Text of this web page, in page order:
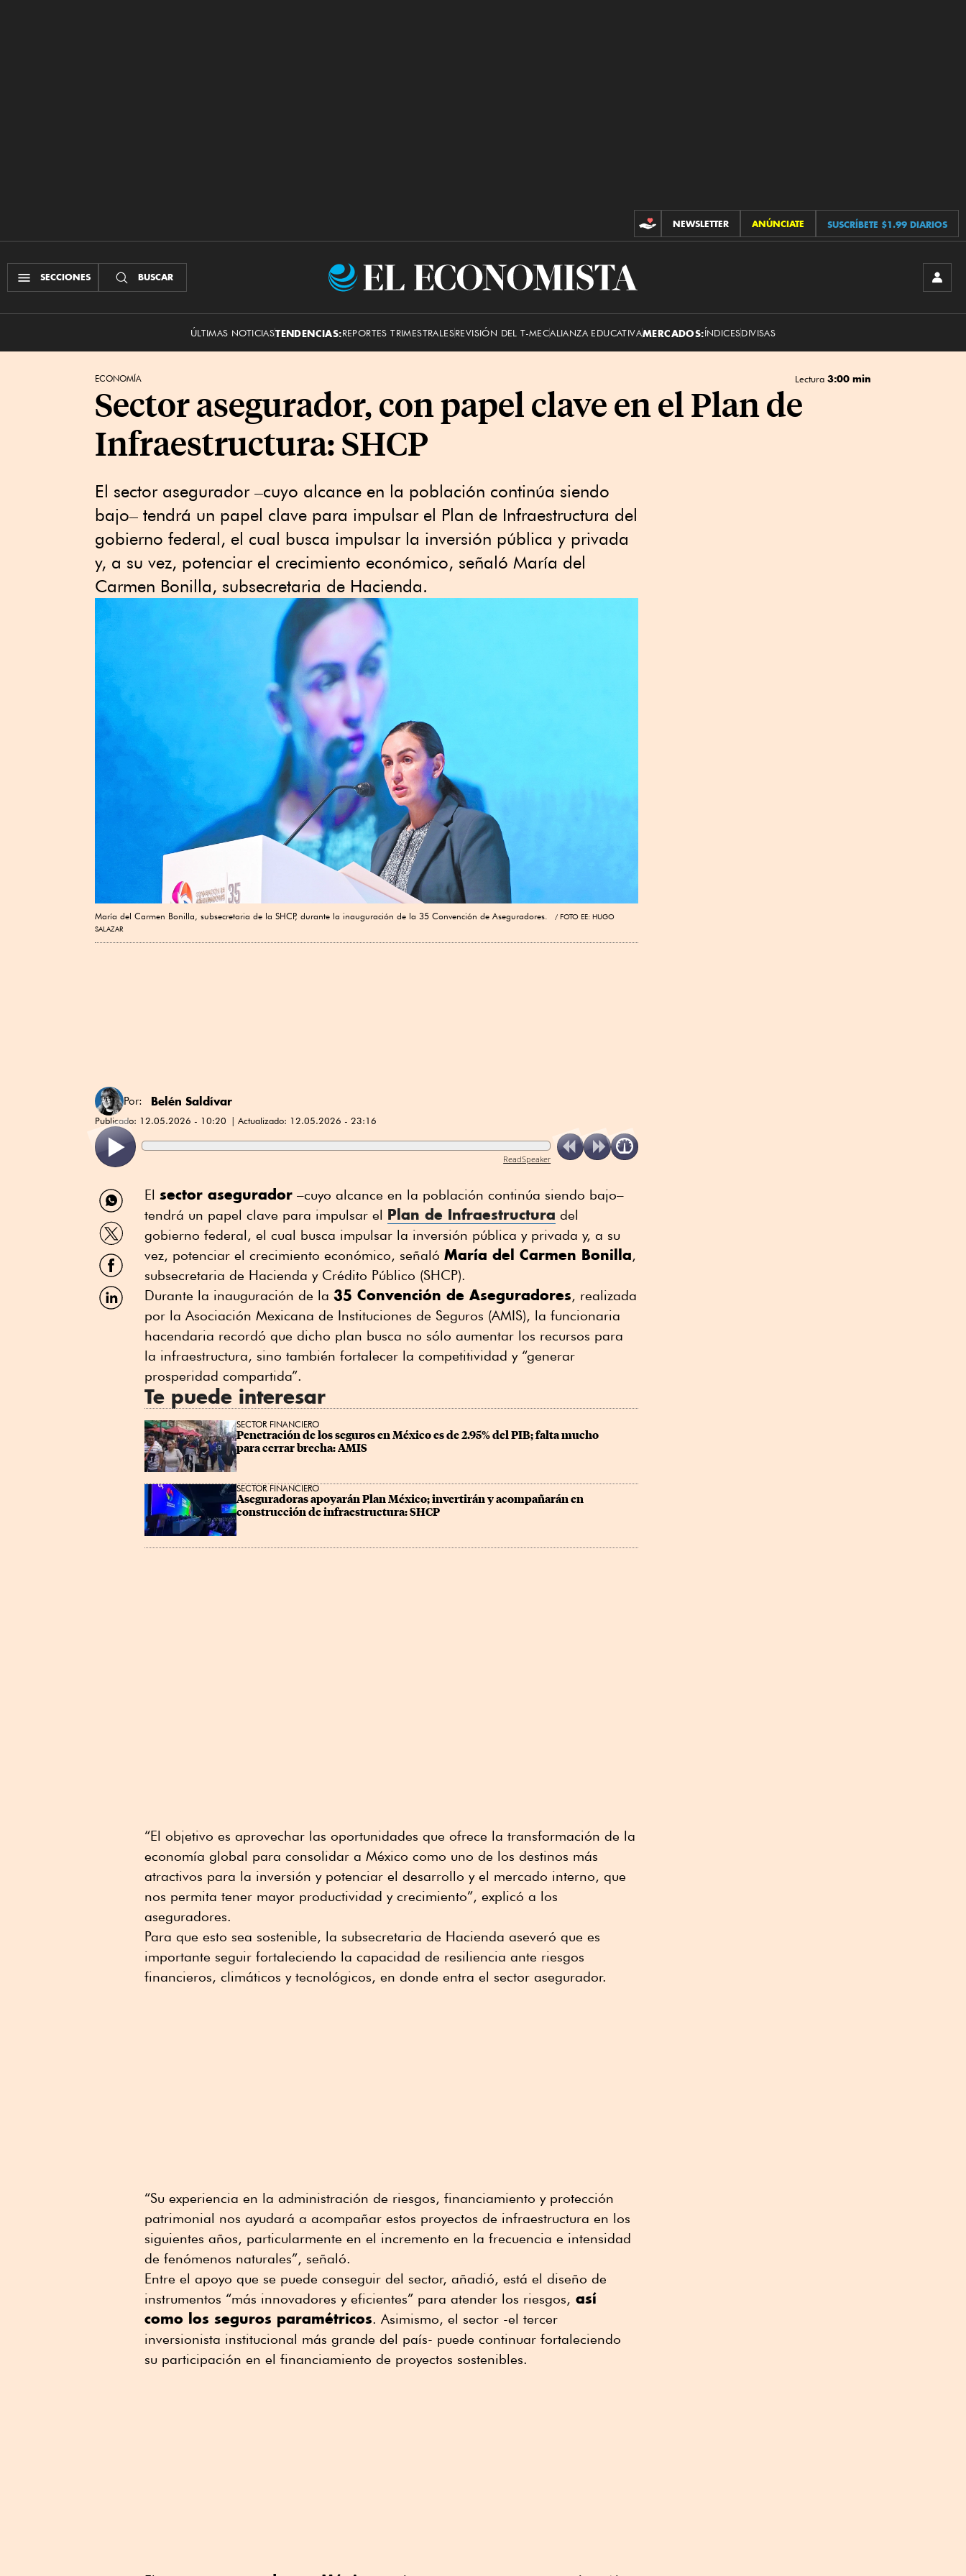
CONTRIBUCIONES
NEWSLETTER ANÚNCIATE SUSCRÍBETE $1.99 DIARIOS
SECCIONES BUSCAR
El
ÚLTIMAS NOTICIASTENDENCIAS:REPORTES TRIMESTRALESREVISIÓN DEL T-MECALIANZA EDUCATIVAMERCADOS:ÍNDICESDIVISAS
ECONOMÍA Lectura 3:00 min
Sector asegurador, con papel clave en el Plan de
Infraestructura: SHCP
El sector asegurador –cuyo alcance en la población continúa siendo
bajo– tendrá un papel clave para impulsar el Plan de Infraestructura del
gobierno federal, el cual busca impulsar la inversión pública y privada
y, a su vez, potenciar el crecimiento económico, señaló María del
Carmen Bonilla, subsecretaria de Hacienda.
María del Carmen Bonilla, subsecretaria de la SHCP, durante la inauguración de la 35 Convención de Aseguradores.
FOTO EE: HUGO
SALAZAR
Por: Belén Saldívar
Publicado: 12.05.2026 - 10:20 Actualizado: 12.05.2026 - 23:16
ReadSpeaker
Compartir
por
WhatsApp
Compartir
por
Twitter
Compartir
por
Facebook
Compartir
por
El sector asegurador –cuyo alcance en la población continúa siendo bajo–
tendrá un papel clave para impulsar el Plan de Infraestructura del
gobierno federal, el cual busca impulsar la inversión pública y privada y, a su
vez, potenciar el crecimiento económico, señaló María del Carmen Bonilla,
subsecretaria de Hacienda y Crédito Público (SHCP).
Durante la inauguración de la 35 Convención de Aseguradores, realizada
por la Asociación Mexicana de Instituciones de Seguros (AMIS), la funcionaria
hacendaria recordó que dicho plan busca no sólo aumentar los recursos para
la infraestructura, sino también fortalecer la competitividad y “generar
prosperidad compartida”.
Te puede interesar
SECTOR FINANCIERO
Penetración de los seguros en México es de 2.95% del PIB; falta mucho
para cerrar brecha: AMIS
SECTOR FINANCIERO
Aseguradoras apoyarán Plan México; invertirán y acompañarán en
construcción de infraestructura: SHCP
“El objetivo es aprovechar las oportunidades que ofrece la transformación de la
economía global para consolidar a México como uno de los destinos más
atractivos para la inversión y potenciar el desarrollo y el mercado interno, que
nos permita tener mayor productividad y crecimiento”, explicó a los
aseguradores.
Para que esto sea sostenible, la subsecretaria de Hacienda aseveró que es
importante seguir fortaleciendo la capacidad de resiliencia ante riesgos
financieros, climáticos y tecnológicos, en donde entra el sector asegurador.
“Su experiencia en la administración de riesgos, financiamiento y protección
patrimonial nos ayudará a acompañar estos proyectos de infraestructura en los
siguientes años, particularmente en el incremento en la frecuencia e intensidad
de fenómenos naturales”, señaló.
Entre el apoyo que se puede conseguir del sector, añadió, está el diseño de
instrumentos “más innovadores y eficientes” para atender los riesgos, así
como los seguros paramétricos. Asimismo, el sector -el tercer
inversionista institucional más grande del país- puede continuar fortaleciendo
su participación en el financiamiento de proyectos sostenibles.